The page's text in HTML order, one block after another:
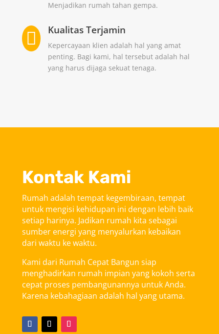
Menjadikan rumah tahan gempa.
 Kualitas Terjamin
Kepercayaan klien adalah hal yang amat
penting. Bagi kami, hal tersebut adalah hal
yang harus dijaga sekuat tenaga.
Kontak Kami
Rumah adalah tempat kegembiraan, tempat
untuk mengisi kehidupan ini dengan lebih baik
setiap harinya. Jadikan rumah kita sebagai
sumber energi yang menyalurkan kebaikan
dari waktu ke waktu.
Kami dari Rumah Cepat Bangun siap
menghadirkan rumah impian yang kokoh serta
cepat proses pembangunannya untuk Anda.
Karena kebahagiaan adalah hal yang utama.